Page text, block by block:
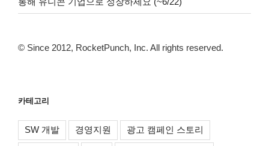
© Since 2012, RocketPunch, Inc. All rights reserved.
카테고리
SW 개발 경영지원 광고 캠페인 스토리